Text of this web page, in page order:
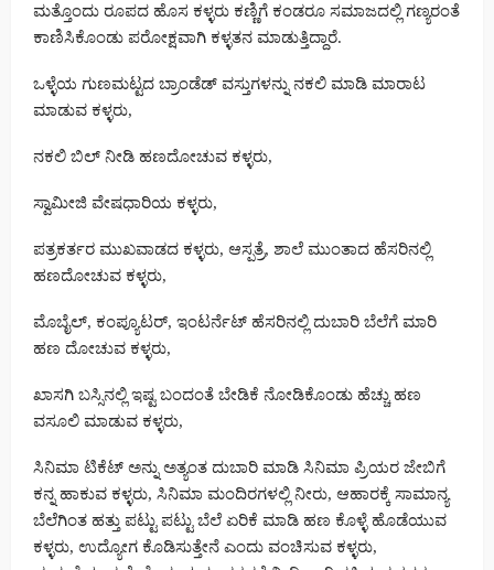
ಮತ್ತೊಂದು ರೂಪದ ಹೊಸ ಕಳ್ಳರು ಕಣ್ಣಿಗೆ ಕಂಡರೂ ಸಮಾಜದಲ್ಲಿ ಗಣ್ಯರಂತೆ
ಕಾಣಿಸಿಕೊಂಡು ಪರೋಕ್ಷವಾಗಿ ಕಳ್ಳತನ ಮಾಡುತ್ತಿದ್ದಾರೆ.
ಒಳ್ಳೆಯ ಗುಣಮಟ್ಟದ ಬ್ರಾಂಡೆಡ್ ವಸ್ತುಗಳನ್ನು ನಕಲಿ ಮಾಡಿ ಮಾರಾಟ
ಮಾಡುವ ಕಳ್ಳರು,
ನಕಲಿ ಬಿಲ್ ನೀಡಿ ಹಣದೋಚುವ ಕಳ್ಳರು,
ಸ್ವಾಮೀಜಿ ವೇಷಧಾರಿಯ ಕಳ್ಳರು,
ಪತ್ರಕರ್ತರ ಮುಖವಾಡದ ಕಳ್ಳರು, ಆಸ್ಪತ್ರೆ, ಶಾಲೆ ಮುಂತಾದ ಹೆಸರಿನಲ್ಲಿ
ಹಣದೋಚುವ ಕಳ್ಳರು,
ಮೊಬೈಲ್, ಕಂಪ್ಯೂಟರ್, ಇಂಟರ್ನೆಟ್ ಹೆಸರಿನಲ್ಲಿ ದುಬಾರಿ ಬೆಲೆಗೆ ಮಾರಿ
ಹಣ ದೋಚುವ ಕಳ್ಳರು,
ಖಾಸಗಿ ಬಸ್ಸಿನಲ್ಲಿ ಇಷ್ಟ ಬಂದಂತೆ ಬೇಡಿಕೆ ನೋಡಿಕೊಂಡು ಹೆಚ್ಚು ಹಣ
ವಸೂಲಿ ಮಾಡುವ ಕಳ್ಳರು,
ಸಿನಿಮಾ ಟಿಕೆಟ್ ಅನ್ನು ಅತ್ಯಂತ ದುಬಾರಿ ಮಾಡಿ ಸಿನಿಮಾ ಪ್ರಿಯರ ಜೇಬಿಗೆ
ಕನ್ನ ಹಾಕುವ ಕಳ್ಳರು, ಸಿನಿಮಾ ಮಂದಿರಗಳಲ್ಲಿ ನೀರು, ಆಹಾರಕ್ಕೆ ಸಾಮಾನ್ಯ
ಬೆಲೆಗಿಂತ ಹತ್ತು ಪಟ್ಟು ಪಟ್ಟು ಬೆಲೆ ಏರಿಕೆ ಮಾಡಿ ಹಣ ಕೊಳ್ಳೆ ಹೊಡೆಯುವ
ಕಳ್ಳರು, ಉದ್ಯೋಗ ಕೊಡಿಸುತ್ತೇನೆ ಎಂದು ವಂಚಿಸುವ ಕಳ್ಳರು,